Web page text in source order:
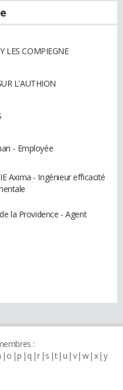
LES COMPIEGNE
L'AUTHION
- Employée
Axima - Ingénieur efficacité
la Providence - Agent
:
o p q r s t u v w x y